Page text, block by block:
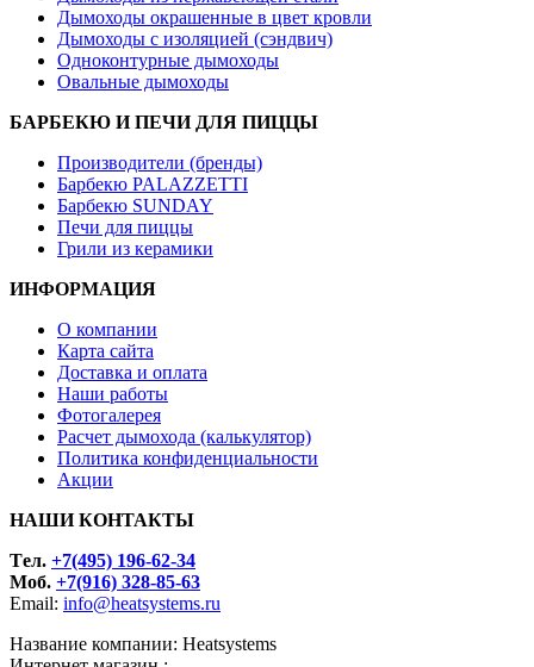
Дымоходы окрашенные в цвет кровли
Дымоходы с изоляцией (сэндвич)
Одноконтурные дымоходы
Овальные дымоходы
БАРБЕКЮ И ПЕЧИ ДЛЯ ПИЦЦЫ
Производители (бренды)
Барбекю PALAZZETTI
Барбекю SUNDAY
Печи для пиццы
Грили из керамики
ИНФОРМАЦИЯ
О компании
Карта сайта
Доставка и оплата
Наши работы
Фотогалерея
Расчет дымохода (калькулятор)
Политика конфиденциальности
Акции
НАШИ КОНТАКТЫ
Tел. +7(495) 196-62-34
Моб. +7(916) 328-85-63
Email: info@heatsystems.ru
Название компании: Heatsystems